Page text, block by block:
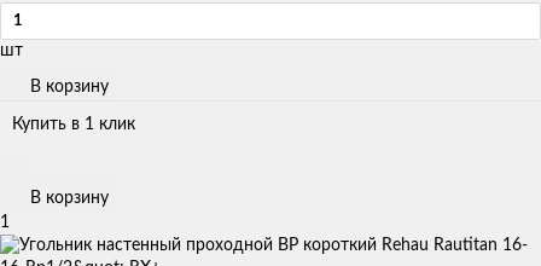
шт
В корзину
Купить в 1 клик
В корзину
1